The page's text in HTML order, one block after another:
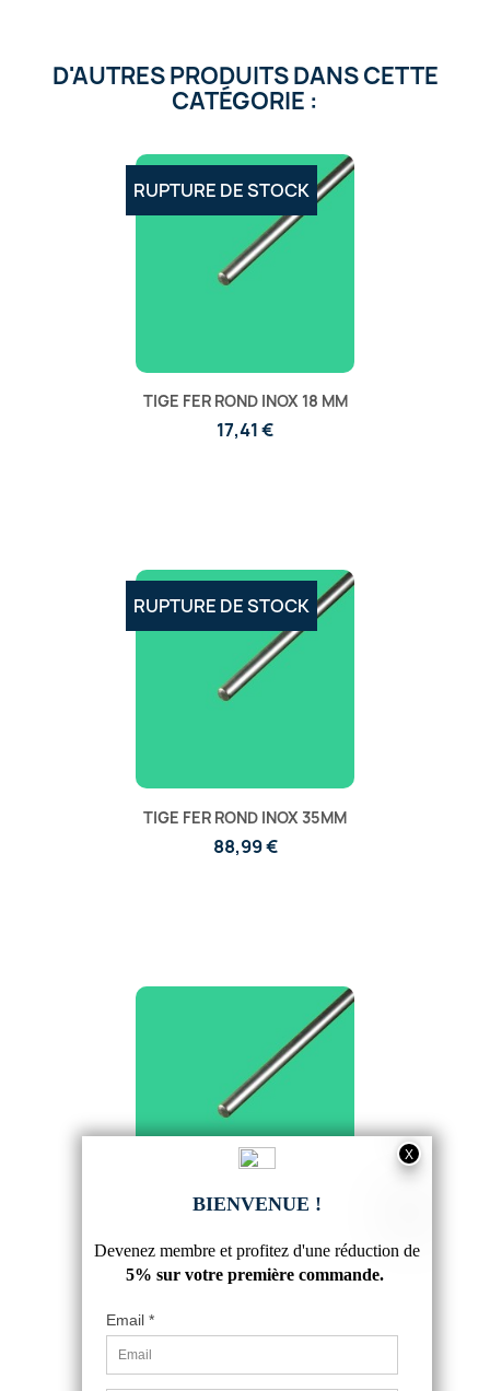
D'AUTRES PRODUITS DANS CETTE
CATÉGORIE :
TIGE FER ROND INOX 18 MM
17,41 €
RUPTURE DE STOCK
TIGE FER ROND INOX 35MM
88,99 €
RUPTURE DE STOCK
3,17 €